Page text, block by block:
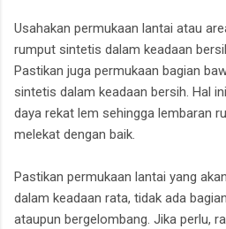
Usahakan permukaan lantai atau
rumput sintetis dalam keadaan
Pastikan juga permukaan bagian
sintetis dalam keadaan bersih. Hal
daya rekat lem sehingga lembaran
melekat dengan baik.
Pastikan permukaan lantai yang
dalam keadaan rata, tidak ada
ataupun bergelombang. Jika perlu,